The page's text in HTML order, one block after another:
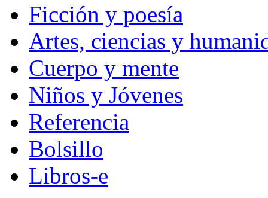
Ficción y poesía
Artes, ciencias y
Cuerpo y mente
Niños y Jóvenes
Referencia
Bolsillo
Libros-e